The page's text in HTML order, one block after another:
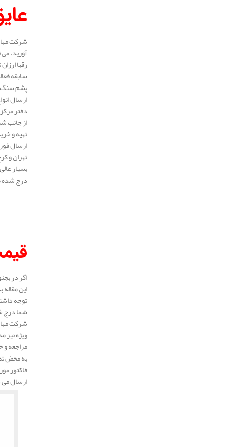
شرکت
آورید.
رقبا
پشم سنگ
ارسال
دفتر
از جانب
تهیه و
ارسال
تهران و
بسیار
درج شده
اگر در
این
توجه
شما درج
شرکت
ویژه نیز
مراجعه و
به محض
فاکتور
ارسال